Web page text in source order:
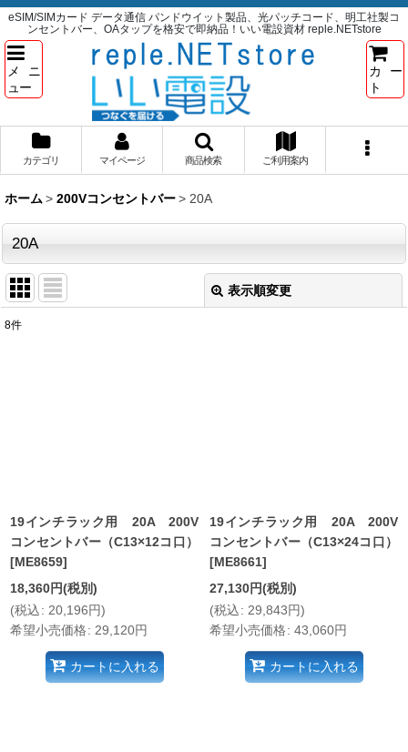
eSIM/SIMカード データ通信 パンドウイット製品、光パッチコード、明工社製コ
ンセントバー、OAタップを格安で即納品！いい電設資材 reple.NETstore
メニ
ュー
カー
ト
カテゴリ マイページ 商品検索 ご利用案内
ホーム > 200Vコンセントバー> 20A
20A
表示順変更
8件
19インチラック用 20A 200V
コンセントバー（C13×12コ口）
[ME8659]
18,360円(税別)
(税込: 20,196円)
希望小売価格: 29,120円
カートに入れる
19インチラック用 20A 200V
コンセントバー（C13×24コ口）
[ME8661]
27,130円(税別)
(税込: 29,843円)
希望小売価格: 43,060円
カートに入れる